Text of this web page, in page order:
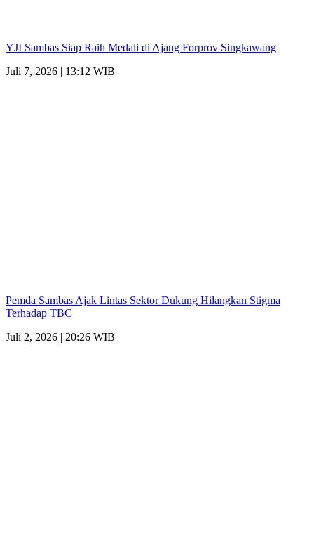
YJI Sambas Siap Raih Medali di Ajang Forprov Singkawang
Juli 7, 2026 | 13:12 WIB
Pemda Sambas Ajak Lintas Sektor Dukung Hilangkan Stigma
Terhadap TBC
Juli 2, 2026 | 20:26 WIB